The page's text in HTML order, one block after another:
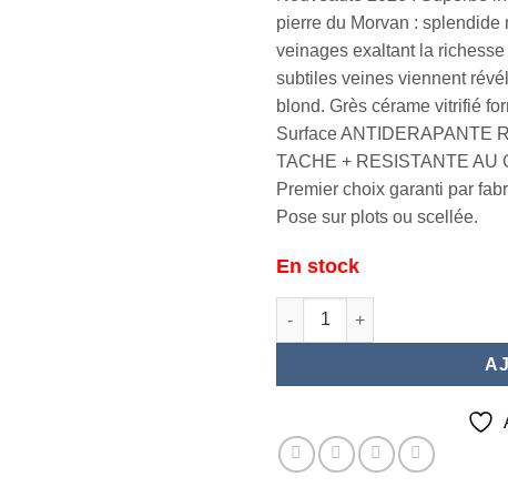
pierre du Morvan :
veinages exaltant la
subtiles veines viennent
blond. Grès cérame vitrifié
Surface ANTIDERAPANTE
TACHE + RESISTANTE AU
Premier choix garanti par
Pose sur plots ou scellée.
En stock
quantité de MORVAN Nature